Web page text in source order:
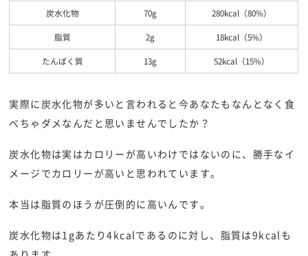
炭水化物
70g
280kcal（80%）
脂質
2g
18kcal（5%）
たんぱく質
13g 52kcal（15%）
実際に炭水化物が多いと言われると今あなたもなんとなく食
べちゃダメなんだと思いませんでしたか？
炭水化物は実はカロリーが高いわけではないのに、勝手なイ
メージでカロリーが高いと思われています。
本当は脂質のほうが圧倒的に高いんです。
炭水化物は1gあたり4kcalであるのに対し、脂質は9kcalも